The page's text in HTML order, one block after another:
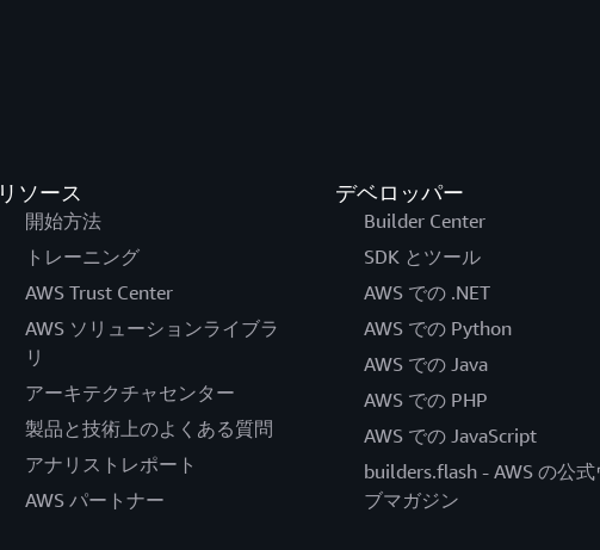
リソース
開始方法
トレーニング
AWS Trust Center
AWS ソリューションライブラ
リ
アーキテクチャセンター
製品と技術上のよくある質問
アナリストレポート
AWS パートナー
デベロッパー
Builder Center
SDK とツール
AWS での .NET
AWS での Python
AWS での Java
AWS での PHP
AWS での JavaScript
builders.flash - AWS の公式
ブマガジン